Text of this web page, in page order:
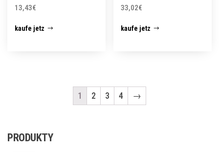
13,43€
kaufe jetz
33,02€
kaufe jetz
1 2 3 4 →
PRODUKTY